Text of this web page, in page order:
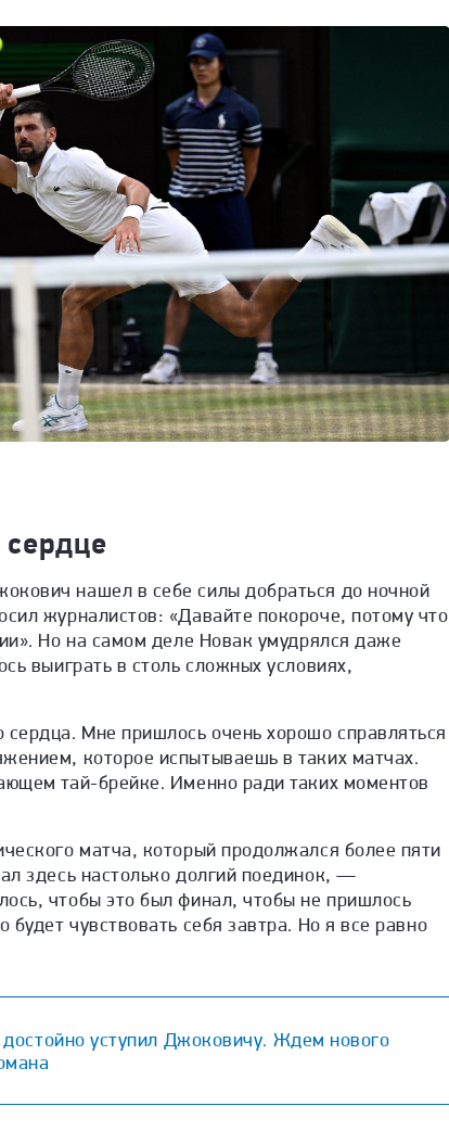
нашел в себе силы добраться до ночной
журналистов: «Давайте покороче, потому что
Но на самом деле Новак умудрялся даже
выиграть в столь сложных условиях,
Мне пришлось очень хорошо справляться
которое испытываешь в таких матчах.
тай-брейке. Именно ради таких моментов
матча, который продолжался более пяти
здесь настолько долгий поединок, —
чтобы это был финал, чтобы не пришлось
будет чувствовать себя завтра. Но я все равно
достойно уступил Джоковичу. Ждем нового